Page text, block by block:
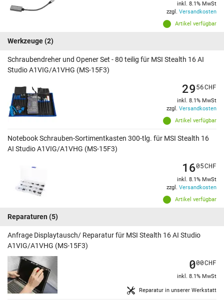
Artikel verfügbar
inkl. 8.1% MwSt
zzgl. Versandkosten
Werkzeuge(2)
Schraubendreher und Opener Set - 80 teilig für MSI Stealth 16 AI
Studio A1VIG/A1VHG (MS-15F3)
Artikel verfügbar
2956CHF
inkl. 8.1% MwSt
zzgl. Versandkosten
Notebook Schrauben-Sortimentkasten 300-tlg. für MSI Stealth 16
AI Studio A1VIG/A1VHG (MS-15F3)
Artikel verfügbar
1605CHF
inkl. 8.1% MwSt
zzgl. Versandkosten
Reparaturen (5)
Anfrage Displaytausch/ Reparatur für MSI Stealth 16 AI Studio
A1VIG/A1VHG (MS-15F3)
Reparatur in unserer Werkstatt
000CHF
inkl. 8.1% MwSt